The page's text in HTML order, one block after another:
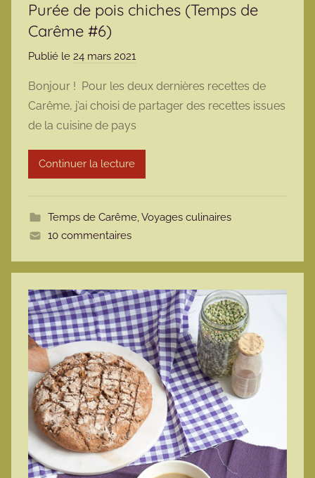
Purée de pois chiches (Temps de
Carême #6)
Publié le 24 mars 2021
r
m
r
t
Bonjour ! Pour les deux dernières recettes de
Carême, j’ai choisi de partager des recettes issues
de la cuisine de pays
Continuer la lecture
Temps de Carême,Voyages culinaires
10 commentaires